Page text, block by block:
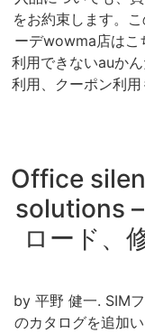
をお約束します。
ーデwowma店はこ
利用できないauか
利用、クーポン利
Office
solutions
ロード、
by 平野 健一. SIM
のカタログを追加